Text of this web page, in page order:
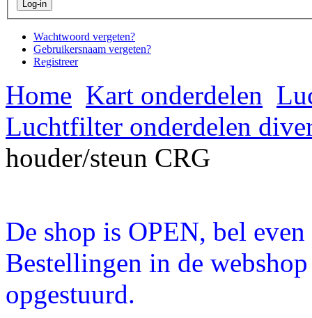
Wachtwoord vergeten?
Gebruikersnaam vergeten?
Registreer
Home Kart onderdelen
Luchtfilter onderdelen
houder/steun CRG
De shop is OPEN, bel
Bestellingen in de
opgestuurd.